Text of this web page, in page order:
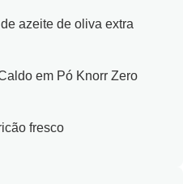
azeite de oliva extra
em Pó Knorr Zero
fresco